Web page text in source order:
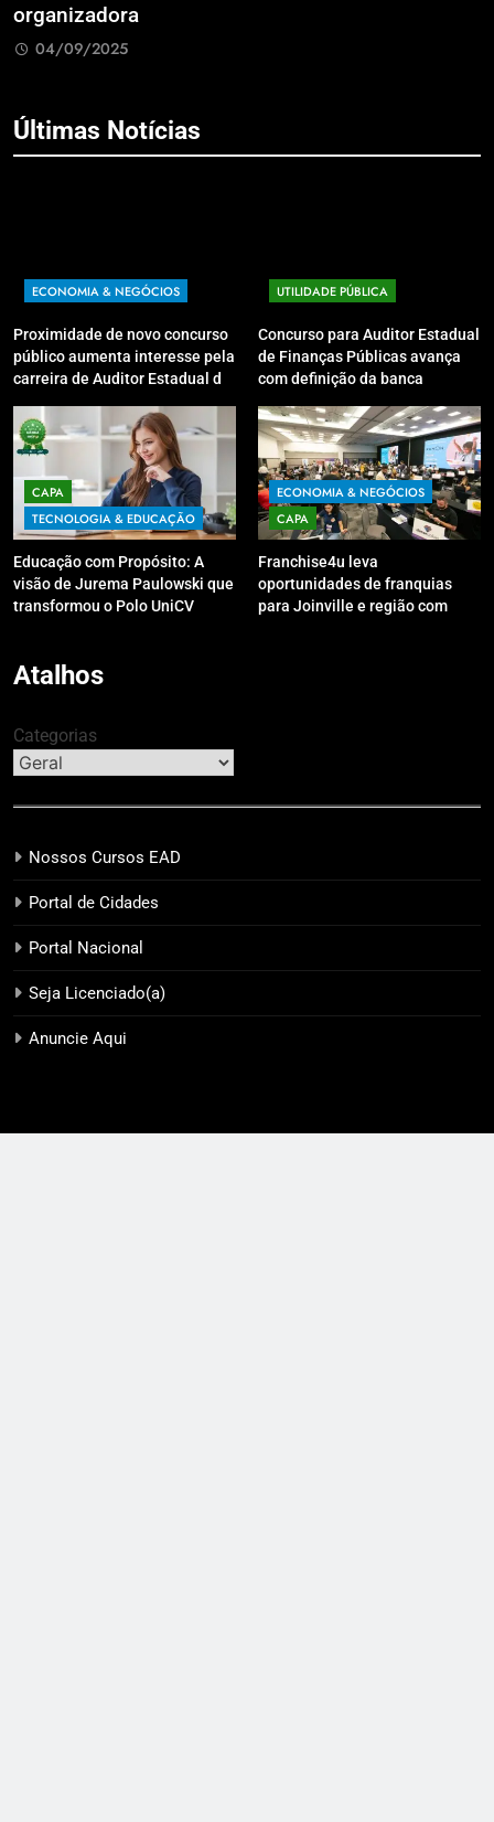
organizadora
04/09/2025
Últimas Notícias
ECONOMIA & NEGÓCIOS
Proximidade de novo concurso
público aumenta interesse pela
carreira de Auditor Estadual de
Youtube irá sanar dúvidas
UTILIDADE PÚBLICA
Concurso para Auditor Estadual
de Finanças Públicas avança
com definição da banca
CAPA
TECNOLOGIA & EDUCAÇÃO
Educação com Propósito: A
visão de Jurema Paulowski que
transformou o Polo UniCV
ECONOMIA & NEGÓCIOS
CAPA
Franchise4u leva
oportunidades de franquias
para Joinville e região com
Atalhos
Categorias
Nossos Cursos EAD
Portal de Cidades
Portal Nacional
Seja Licenciado(a)
Anuncie Aqui